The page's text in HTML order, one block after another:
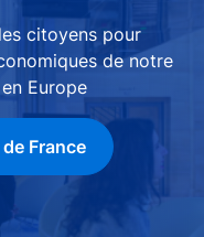
citoyens pour
de notre
Europe
France